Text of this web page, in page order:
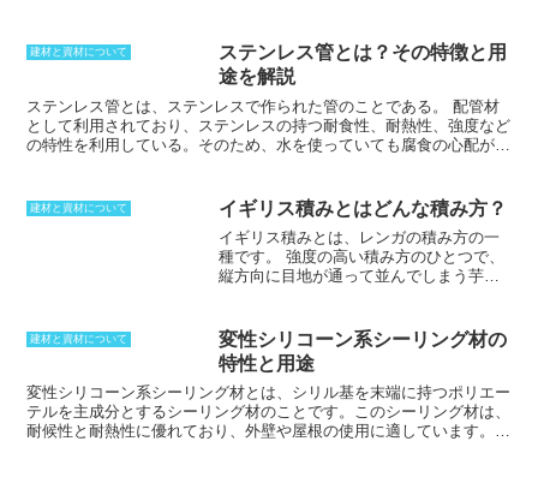
ます。装飾石材として使われてきたが、正確には大理石でも石灰岩で
もない物もあります。
建材と資材について
ステンレス管とは？その特徴と用
途を解説
ステンレス管とは、ステンレスで作られた管のことである。
配管材
として利用されており、ステンレスの持つ耐食性、耐熱性、強度など
の特性を利用している。そのため、水を使っていても腐食の心配がな
場や病院、給食センターなどの健康に大きな影響を与える施設で配管
として利用されている。ステンレスを使うことで、摩耗にも強いた
め、流量を上げたとしても、摩耗する心配がない。稼働率を高めたい
ときでも利用できるため、化学プラントでも利用が進んでいる。
建材と資材について イギリス積みとはどんな積み方？
イギリス積みとは、レンガの積み方の一
種です。
強度の高い積み方のひとつで、
縦方向に目地が通って並んでしまう芋目
に弱くなるため、イギリス積みでは、長
手だけの段と、小口だけの段を交互に積
んでいきます。これによって、高い強度
を生み出すことができます。経済性も高
く、日本ではフランス積みよりもあとに
採用されていきました。イギリス積みと
建材と資材について
変性シリコーン系シーリング材の
特性と用途
変性シリコーン系シーリング材とは、シリル基を末端に持つポリエー
テルを主成分とするシーリング材のことです。 このシーリング材は、
耐候性と耐熱性に優れており、外壁や屋根の使用に適しています。ま